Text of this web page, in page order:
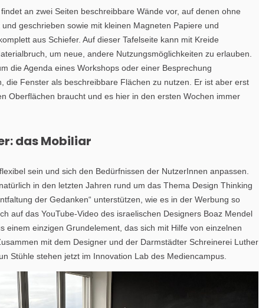
an zwei Seiten beschreibbare Wände vor, auf denen ohne
geschrieben sowie mit kleinen Magneten Papiere und
aus Schiefer. Auf dieser Tafelseite kann mit Kreide
um neue, andere Nutzungsmöglichkeiten zu erlauben.
die Agenda eines Workshops oder einer Besprechung
Fenster als beschreibbare Flächen zu nutzen. Er ist aber erst
Oberflächen braucht und es hier in den ersten Wochen immer
das Mobiliar
sein und sich den Bedürfnissen der NutzerInnen anpassen.
in den letzten Jahren rund um das Thema Design Thinking
der Gedanken“ unterstützen, wie es in der Werbung so
auf das YouTube-Video des israelischen Designers Boaz Mendel
einem einzigen Grundelement, das sich mit Hilfe von einzelnen
mit dem Designer und der Darmstädter Schreinerei Luther
Stühle stehen jetzt im Innovation Lab des Mediencampus.